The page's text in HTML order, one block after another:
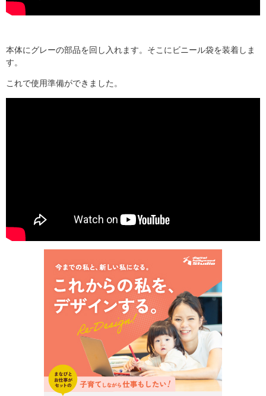
本体にグレーの部品を回し入れます。そこにビニール袋を装着しま
す。
これで使用準備ができました。